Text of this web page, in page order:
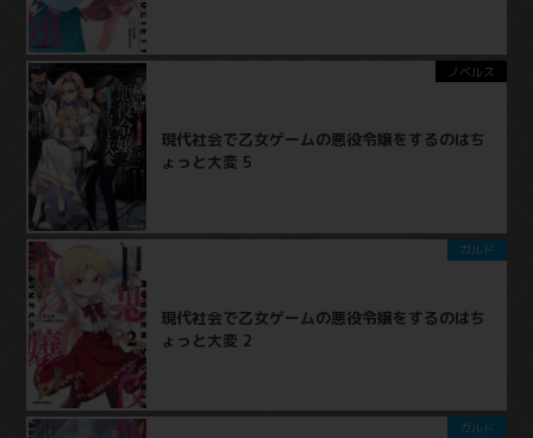
ノベルス
現代社会で乙女ゲームの悪役令嬢をするのはち
ょっと大変 5
ガルド
現代社会で乙女ゲームの悪役令嬢をするのはち
ょっと大変 2
ガルド